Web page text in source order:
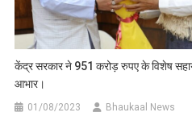
केंद्र सरकार ने 951 करोड़ रुपए के विशेष
आभार।
01/08/2023 Bhaukaal News